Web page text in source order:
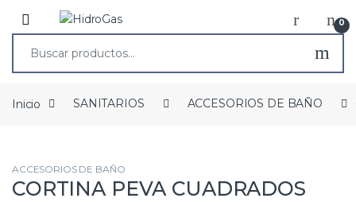
0
Inicio SANITARIOS ACCESORIOS DE BAÑO
ACCESORIOS DE BAÑO
CORTINA PEVA CUADRADOS